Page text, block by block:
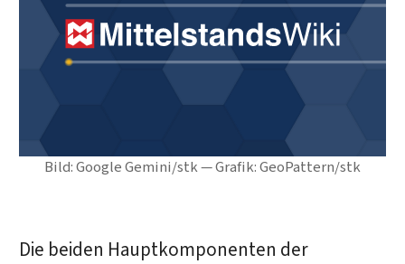
Bild: Google Gemini/stk — Grafik: GeoPattern/stk
Die beiden Hauptkomponenten der